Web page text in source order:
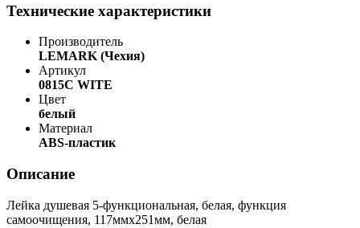
Технические характеристики
Производитель
LEMARK (Чехия)
Артикул
0815C WITE
Цвет
белый
Материал
ABS-пластик
Описание
Лейка душевая 5-функциональная, белая, функция
самоочищения, 117ммх251мм, белая